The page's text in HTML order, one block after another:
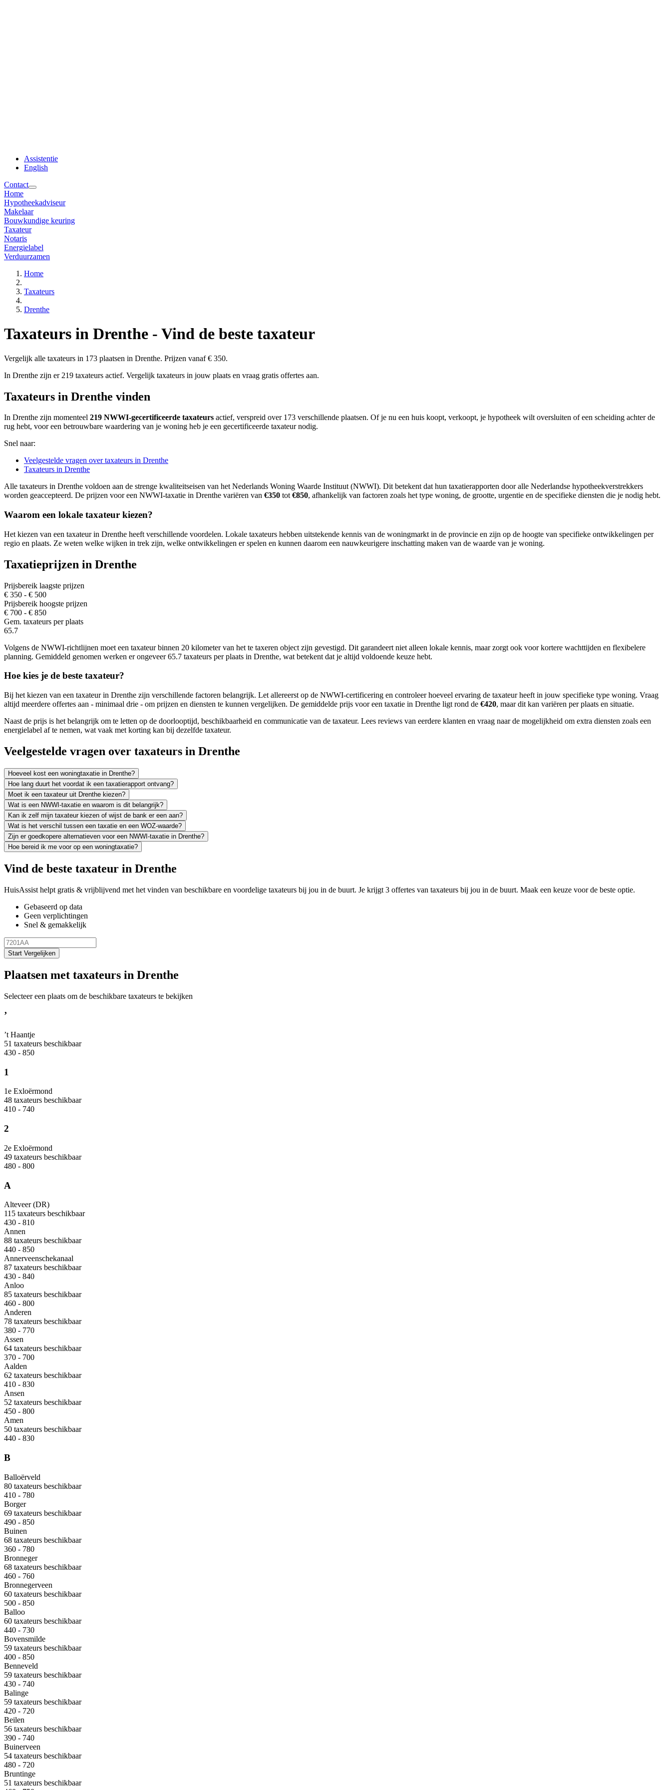
Assistentie
English
Contact
Home
Hypotheekadviseur
Makelaar
Bouwkundige keuring
Taxateur
Notaris
Energielabel
Verduurzamen
Home
Taxateurs
Drenthe
Taxateurs in Drenthe - Vind de beste taxateur
Vergelijk alle taxateurs in 173 plaatsen in Drenthe. Prijzen vanaf € 350.
In Drenthe zijn er 219 taxateurs actief. Vergelijk taxateurs in jouw plaats en vraag gratis offertes aan.
Taxateurs in Drenthe vinden
In Drenthe zijn momenteel 219 NWWI-gecertificeerde taxateurs actief, verspreid over 173 verschillende plaatsen. Of je nu een huis koopt, verkoopt, je hypotheek wilt oversluiten of een scheiding achter de
rug hebt, voor een betrouwbare waardering van je woning heb je een gecertificeerde taxateur nodig.
Snel naar:
Veelgestelde vragen over taxateurs in Drenthe
Taxateurs in Drenthe
Alle taxateurs in Drenthe voldoen aan de strenge kwaliteitseisen van het Nederlands Woning Waarde Instituut (NWWI). Dit betekent dat hun taxatierapporten door alle Nederlandse hypotheekverstrekkers
worden geaccepteerd. De prijzen voor een NWWI-taxatie in Drenthe variëren van €350 tot€850, afhankelijk van factoren zoals het type woning, de grootte, urgentie en de specifieke diensten die je nodig hebt.
Waarom een lokale taxateur kiezen?
Het kiezen van een taxateur in Drenthe heeft verschillende voordelen. Lokale taxateurs hebben uitstekende kennis van de woningmarkt in de provincie en zijn op de hoogte van specifieke ontwikkelingen per
regio en plaats. Ze weten welke wijken in trek zijn, welke ontwikkelingen er spelen en kunnen daarom een nauwkeurigere inschatting maken van de waarde van je woning.
Taxatieprijzen in Drenthe
Prijsbereik laagste prijzen
€ 350 - € 500
Prijsbereik hoogste prijzen
€ 700 - € 850
Gem. taxateurs per plaats
65.7
Volgens de NWWI-richtlijnen moet een taxateur binnen 20 kilometer van het te taxeren object zijn gevestigd. Dit garandeert niet alleen lokale kennis, maar zorgt ook voor kortere wachttijden en flexibelere
planning. Gemiddeld genomen werken er ongeveer 65.7 taxateurs per plaats in Drenthe, wat betekent dat je altijd voldoende keuze hebt.
Hoe kies je de beste taxateur?
Bij het kiezen van een taxateur in Drenthe zijn verschillende factoren belangrijk. Let allereerst op de NWWI-certificering en controleer hoeveel ervaring de taxateur heeft in jouw specifieke type woning. Vraag
altijd meerdere offertes aan - minimaal drie - om prijzen en diensten te kunnen vergelijken. De gemiddelde prijs voor een taxatie in Drenthe ligt rond de €420, maar dit kan variëren per plaats en situatie.
Naast de prijs is het belangrijk om te letten op de doorlooptijd, beschikbaarheid en communicatie van de taxateur. Lees reviews van eerdere klanten en vraag naar de mogelijkheid om extra diensten zoals een
energielabel af te nemen, wat vaak met korting kan bij dezelfde taxateur.
Veelgestelde vragen over taxateurs in Drenthe
Hoeveel kost een woningtaxatie in Drenthe?
Hoe lang duurt het voordat ik een taxatierapport ontvang?
Moet ik een taxateur uit Drenthe kiezen?
Wat is een NWWI-taxatie en waarom is dit belangrijk?
Kan ik zelf mijn taxateur kiezen of wijst de bank er een aan?
Wat is het verschil tussen een taxatie en een WOZ-waarde?
Zijn er goedkopere alternatieven voor een NWWI-taxatie in Drenthe?
Hoe bereid ik me voor op een woningtaxatie?
Vind de beste taxateur in Drenthe
HuisAssist helpt gratis & vrijblijvend met het vinden van beschikbare en voordelige taxateurs bij jou in de buurt. Je krijgt 3 offertes van taxateurs bij jou in de buurt. Maak een keuze voor de beste optie.
Gebaseerd op data
Geen verplichtingen
Snel & gemakkelijk
Start Vergelijken
Plaatsen met taxateurs in Drenthe
Selecteer een plaats om de beschikbare taxateurs te bekijken
’
’t Haantje
51 taxateurs beschikbaar
430 - 850
1
1e Exloërmond
48 taxateurs beschikbaar
410 - 740
2
2e Exloërmond
49 taxateurs beschikbaar
480 - 800
A
Alteveer (DR)
115 taxateurs beschikbaar
430 - 810
Annen
88 taxateurs beschikbaar
440 - 850
Annerveenschekanaal
87 taxateurs beschikbaar
430 - 840
Anloo
85 taxateurs beschikbaar
460 - 800
Anderen
78 taxateurs beschikbaar
380 - 770
Assen
64 taxateurs beschikbaar
370 - 700
Aalden
62 taxateurs beschikbaar
410 - 830
Ansen
52 taxateurs beschikbaar
450 - 800
Amen
50 taxateurs beschikbaar
440 - 830
B
Balloërveld
80 taxateurs beschikbaar
410 - 780
Borger
69 taxateurs beschikbaar
490 - 850
Buinen
68 taxateurs beschikbaar
360 - 780
Bronneger
68 taxateurs beschikbaar
460 - 760
Bronnegerveen
60 taxateurs beschikbaar
500 - 850
Balloo
60 taxateurs beschikbaar
440 - 730
Bovensmilde
59 taxateurs beschikbaar
400 - 850
Benneveld
59 taxateurs beschikbaar
430 - 740
Balinge
59 taxateurs beschikbaar
420 - 720
Beilen
56 taxateurs beschikbaar
390 - 740
Buinerveen
54 taxateurs beschikbaar
480 - 720
Bruntinge
51 taxateurs beschikbaar